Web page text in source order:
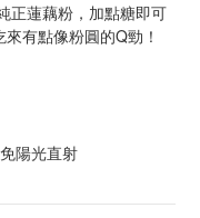
正蓮藕粉，加點糖即可
有點像粉圓的Q勁！
陽光直射